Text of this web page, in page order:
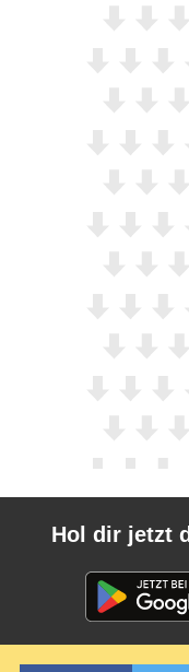
Hol dir jetzt